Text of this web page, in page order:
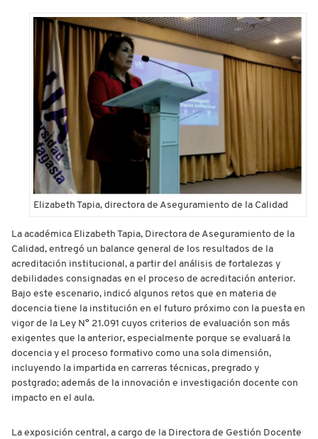
Elizabeth Tapia, directora de Aseguramiento de la Calidad
La académica Elizabeth Tapia, Directora de Aseguramiento de la
Calidad, entregó un balance general de los resultados de la
acreditación institucional, a partir del análisis de fortalezas y
debilidades consignadas en el proceso de acreditación anterior.
Bajo este escenario, indicó algunos retos que en materia de
docencia tiene la institución en el futuro próximo con la puesta en
vigor de la Ley N° 21.091 cuyos criterios de evaluación son más
exigentes que la anterior, especialmente porque se evaluará la
docencia y el proceso formativo como una sola dimensión,
incluyendo la impartida en carreras técnicas, pregrado y
postgrado; además de la innovación e investigación docente con
impacto en el aula.
La exposición central, a cargo de la Directora de Gestión Docente